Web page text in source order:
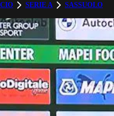
SERIE A SASSUOLO